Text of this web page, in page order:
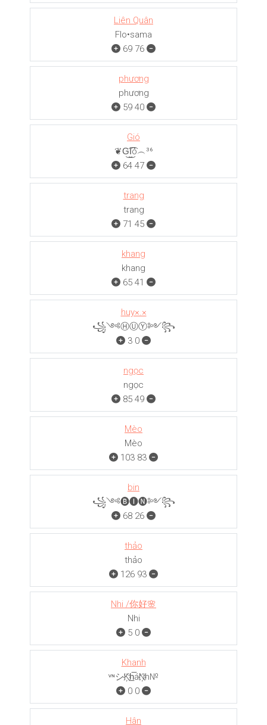
Liên Quân
Flo•sama
69 76
phương
phương
59 40
Gió
❦G͜͡I͜͡ó︵³⁶
64 47
trang
trang
71 45
khang
khang
65 41
huy×.×
꧁༺ⒽⓊⓎ༻꧂
3 0
ngọc
ngọc
85 49
Mèo
Mèo
103 83
bin
꧁༺🅑🅘🅝༻꧂
68 26
thảo
thảo
126 93
Nhi /你好🌸
Nhi
5 0
Khanh
ᵛᶰシK҉h̲̅áN҉h№
0 0
Hân